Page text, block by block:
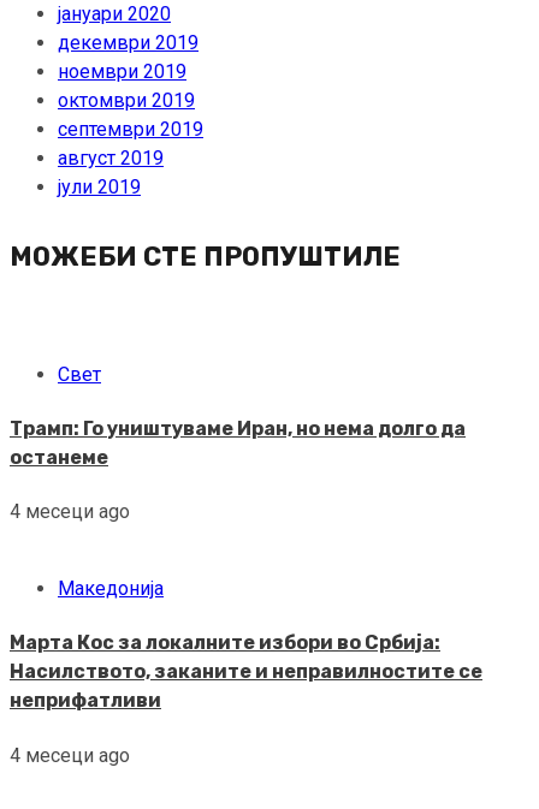
јануари 2020
декември 2019
ноември 2019
октомври 2019
септември 2019
август 2019
јули 2019
МОЖЕБИ СТЕ ПРОПУШТИЛЕ
Свет
Трамп: Го уништуваме Иран, но нема долго да
останеме
4 месеци ago
Македонија
Марта Кос за локалните избори во Србија:
Насилството, заканите и неправилностите се
неприфатливи
4 месеци ago